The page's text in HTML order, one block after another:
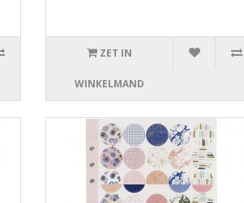
ZET IN
WINKELMAND